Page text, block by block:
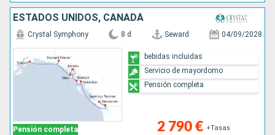
ESTADOS UNIDOS, CANADÁ
Pensión completa
Crystal Symphony 8 d Seward 04/09/2028
2 790 € +Tasas
bebidas incluidas
Servicio de mayordomo
Pensión completa